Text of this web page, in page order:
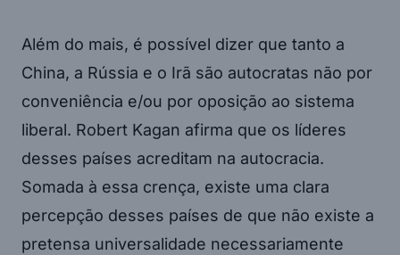
Além do mais, é possível dizer que tanto a
China, a Rússia e o Irã são autocratas não por
conveniência e/ou por oposição ao sistema
liberal. Robert Kagan afirma que os líderes
desses países acreditam na autocracia.
Somada à essa crença, existe uma clara
percepção desses países de que não existe a
pretensa universalidade necessariamente